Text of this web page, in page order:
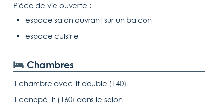
Pièce de vie ouverte :
espace salon ouvrant sur un balcon
espace cuisine
Chambres
1 chambre avec lit double (140)
1 canapé-lit (160) dans le salon